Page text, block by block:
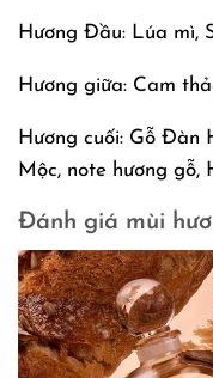
Hương Đầu: Lúa mì,
Hương giữa: Cam
Hương cuối: Gỗ Đàn
Mộc, note hương gỗ,
Đánh giá mùi